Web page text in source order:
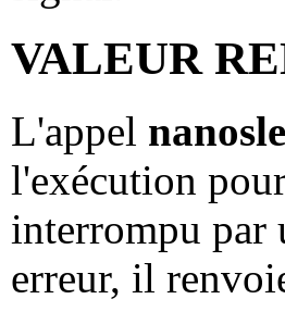
VALEUR
L'appel
l'exécution
interrompu par
erreur, il